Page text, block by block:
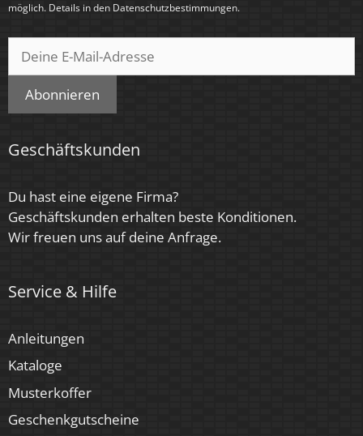
möglich. Details in den Datenschutzbestimmungen.
Abonnieren
Geschäftskunden
Du hast eine eigene Firma?
Geschäftskunden erhalten beste Konditionen.
Wir freuen uns auf deine Anfrage.
Service & Hilfe
Anleitungen
Kataloge
Musterkoffer
Geschenkgutscheine